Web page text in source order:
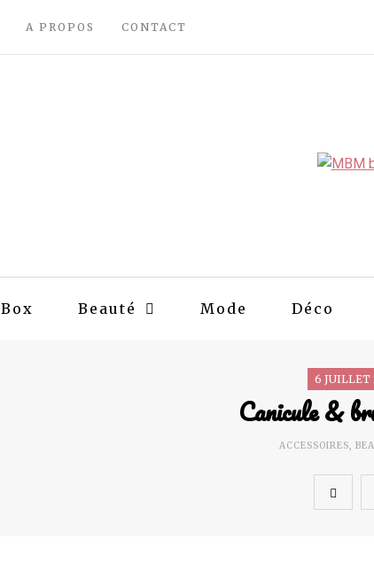
A PROPOS CONTACT
Box Beauté Mode Déco
6 JUILLET
Canicule &
ACCESSOIRES,